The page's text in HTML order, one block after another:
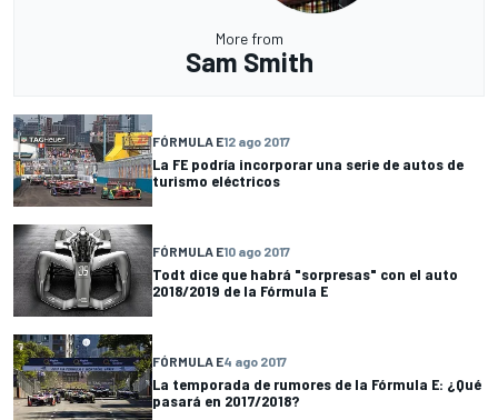
More from
Sam Smith
FÓRMULA E12 ago 2017
La FE podría incorporar una serie de autos de
turismo eléctricos
FÓRMULA E10 ago 2017
Todt dice que habrá "sorpresas" con el auto
2018/2019 de la Fórmula E
FÓRMULA E4 ago 2017
La temporada de rumores de la Fórmula E: ¿Qué
pasará en 2017/2018?